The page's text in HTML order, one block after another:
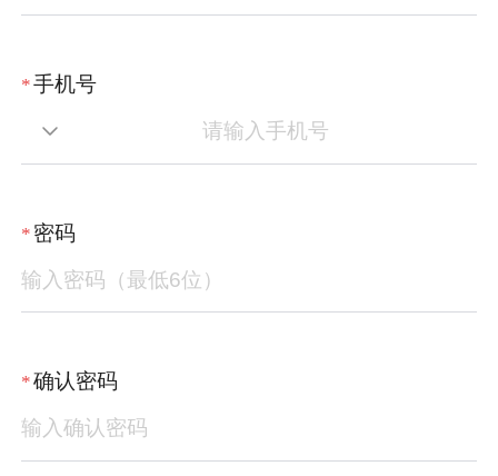
*手机号
* 密码
*确认密码